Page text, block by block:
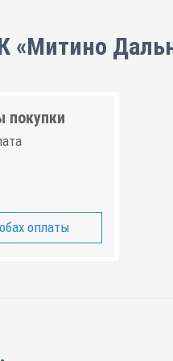
«Митино
покупки
оплаты